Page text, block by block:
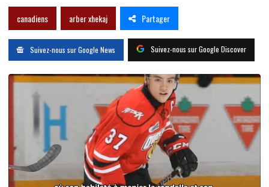
canadiens arber xhekaj Partager
Suivez-nous sur Google News Suivez-nous sur Google Discover